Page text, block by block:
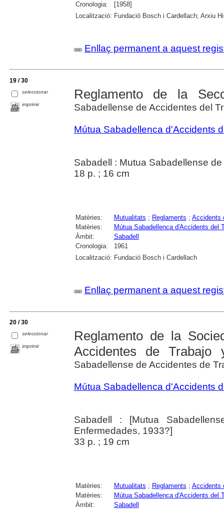
Cronologia:
[1958]
Localització: Fundació Bosch i Cardellach; Arxiu
Enllaç permanent a aquest
19 / 30
seleccionar
imprimir
Reglamento de la
Sabadellense de Accidentes del
Mútua Sabadellenca d'Accidents
Sabadell : Mutua Sabadellense
18 p. ; 16 cm
Matèries: Mutualitats ; Reglaments ; Accidents
Matèries:
Mútua Sabadellenca d'Accidents del
Àmbit:
Sabadell
Cronologia:
1961
Localització: Fundació Bosch i Cardellach
Enllaç permanent a aquest
20 / 30
seleccionar
imprimir
Reglamento de la
Accidentes de Trabajo
Sabadellense de Accidentes de
Mútua Sabadellenca d'Accidents
Sabadell : [Mutua
Enfermedades, 1933?]
33 p. ; 19 cm
Matèries: Mutualitats ; Reglaments ; Accidents
Matèries:
Mútua Sabadellenca d'Accidents del
Àmbit:
Sabadell